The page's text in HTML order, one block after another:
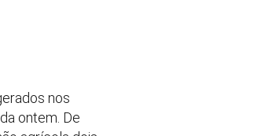
nos
ontem. De